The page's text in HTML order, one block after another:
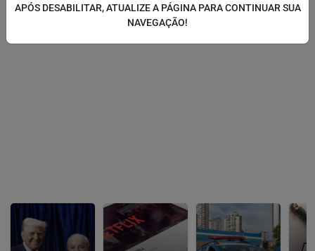
APÓS DESABILITAR, ATUALIZE A PÁGINA PARA CONTINUAR SUA
NAVEGAÇÃO!